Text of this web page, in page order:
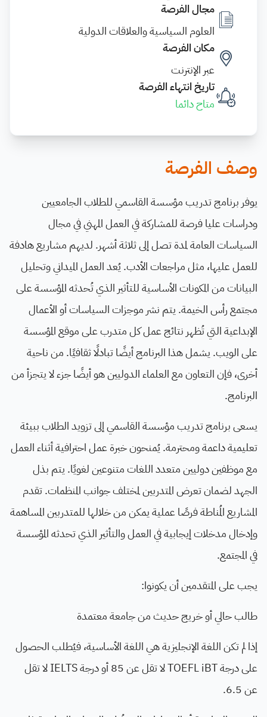
مجال الفرصة
العلوم السياسية والعلاقات الدولية
مكان الفرصة
عبر الإنترنت
تاريخ انتهاء الفرصة
متاح دائما
وصف الفرصة
يوفر برنامج تدريب مؤسسة القاسمي للطلاب الجامعيين
ودراسات عليا فرصة للمشاركة في العمل المهني في مجال
السياسات العامة لمدة تصل إلى ثلاثة أشهر. لديهم مشاريع هادفة
للعمل عليها، مثل مراجعات الأدب. يُعد العمل الميداني وتحليل
البيانات من المكونات الأساسية للتأثير الذي تُحدثه المؤسسة على
مجتمع رأس الخيمة. يتم نشر موجزات السياسات أو الأعمال
الإبداعية التي تُظهر نتائج عمل كل متدرب على موقع المؤسسة
على الويب. يشمل هذا البرنامج أيضًا تبادلًا ثقافيًا. من ناحية
أخرى، فإن التعاون مع العلماء الدوليين هو أيضًا جزء لا يتجزأ من
البرنامج.
يسعى برنامج تدريب مؤسسة القاسمي إلى تزويد الطلاب ببيئة
تعليمية داعمة ومحترمة. يُمنحون خبرة عمل احترافية أثناء العمل
مع موظفين دوليين متعدد اللغات متنوعين لغويًا. يتم بذل
الجهد لضمان تعرض المتدربين لمختلف جوانب المنظمات. تقدم
المشاريع المُناطة فرصًا عملية يمكن من خلالها للمتدربين المساهمة
وإدخال مدخلات إيجابية في العمل والتأثير الذي تحدثه المؤسسة
في المجتمع.
يجب على المتقدمين أن يكونوا:
طالب حالي أو خريج حديث من جامعة معتمدة
إذا لم تكن اللغة الإنجليزية هي اللغة الأساسية، فيُطلب الحصول
على درجة TOEFL iBT لا تقل عن 85 أو درجة IELTS لا تقل
عن 6.5.